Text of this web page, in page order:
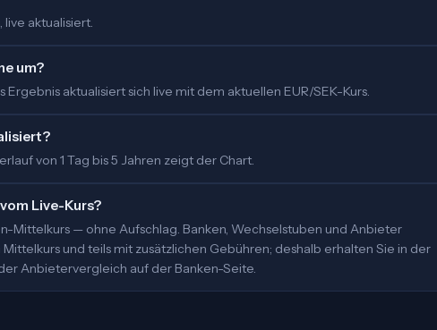
live aktualisiert.
um?
aktualisiert sich live mit dem aktuellen EUR/SEK-Kurs.
von 1 Tag bis 5 Jahren zeigt der Chart.
Live-Kurs?
Mittelkurs — ohne Aufschlag. Banken, Wechselstuben und Anbieter
und teils mit zusätzlichen Gebühren; deshalb erhalten Sie in der
Anbietervergleich auf der Banken-Seite.